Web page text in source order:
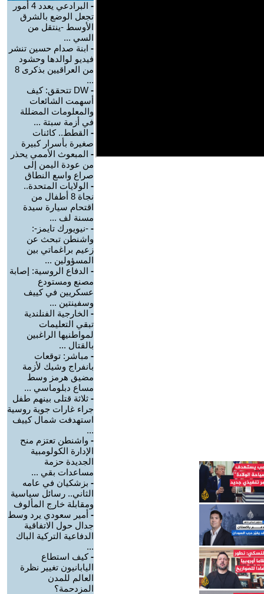
-
البرادعي يعدد 4 أمور
تجعل الوضع بالشرق
الأوسط -ينتقل من
السي ...
- ابنة صدام حسين تنشر
فيديو لوالدها وحشود
من العراقيين بذكرى 8
...
-
DW تتحقق: كيف
أسهمت الشائعات
والمعلومات المضللة
في أزمة سبتة ...
- القطط.. كائنات
صغيرة بأسرار كبيرة
- المبعوث الأممي يحذر
من عودة اليمن إلى
صراع واسع النطاق
- الولايات المتحدة..
نجاة 8 أطفال من
اقتحام سيارة سيدة
مسنة لف ...
- -نيويورك تايمز-:
واشنطن تبحث عن
زعيم براغماتي بين
المسؤولين ...
- الدفاع الروسية: إصابة
مصنع ومستودع
عسكريين في كييف
وسفينتين ...
- الخارجية الفنلندية
تبقي التعليمات
لمواطنيها الراغبين
بالقتال ...
- مباشر: توقعات
بانفراج وشيك لأزمة
مضيق هرمز وسط
مساع دبلوماسي ...
- ثلاثة قتلى بينهم طفل
جراء غارات جوية روسية
استهدفت شمال كييف
...
- واشنطن تعتزم منح
الإدارة الكولومبية
الجديدة حزمة
مساعدات بقي ...
- بزشكيان في عامه
الثاني.. رسائل سياسية
ومقابلة خارج المألوف
- أمير سعودي يرد وسط
جدال حول الاتفاقية
الدفاعية التركية الباك
...
-كيف استطاع
اليابانيون تغيير نظرة
العالم للمدن
المزدحمة؟